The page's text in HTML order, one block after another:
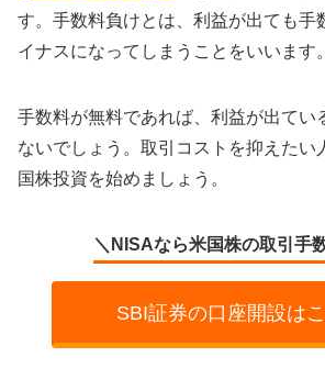
す。手数料負けとは、利益が出ても手
イナスになってしまうことをいいます。
手数料が無料であれば、利益が出てい
ないでしょう。取引コストを抑えたい
国株投資を始めましょう。
＼NISAなら米国株の取引手
SBI証券の口座開設は